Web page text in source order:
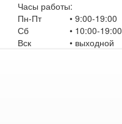
Часы работы:
Пн-Пт
Сб
Вск
• 9:00-19:00
• 10:00-19:00
• выходной